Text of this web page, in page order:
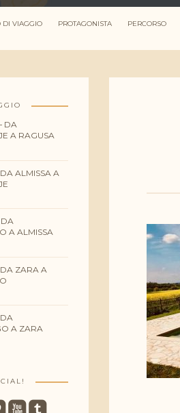
DI VIAGGIO PROTAGONISTA PERCORSO
DA
A RAGUSA
ALMISSA A
DA
A ALMISSA
ZARA A
A ZARA